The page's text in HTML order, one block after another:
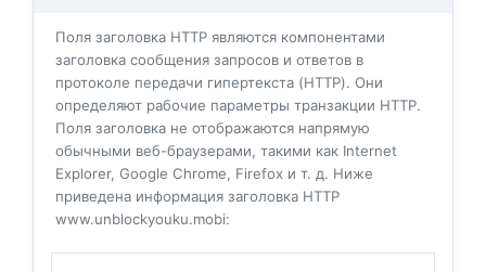
Поля заголовка HTTP являются компонентами
заголовка сообщения запросов и ответов в
протоколе передачи гипертекста (HTTP). Они
определяют рабочие параметры транзакции HTTP.
Поля заголовка не отображаются напрямую
обычными веб-браузерами, такими как Internet
Explorer, Google Chrome, Firefox и т. д. Ниже
приведена информация заголовка HTTP
www.unblockyouku.mobi: